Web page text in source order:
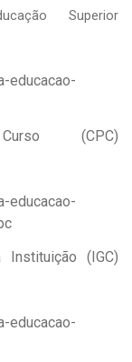
Superior
educacao-
(CPC)
educacao-
(IGC)
educacao-